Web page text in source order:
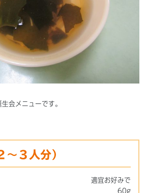
会メニューです。
～３人分）
適宜お好みで
60g